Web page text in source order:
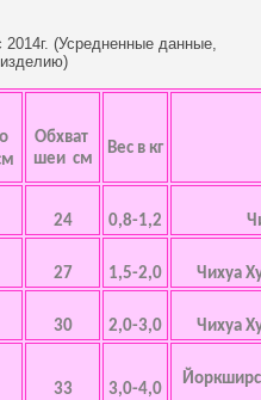
(Усредненные данные,
Обхват
шеи см
Вес в кг
24 0,8-1,2
27 1,5-2,0 Чихуа
30 2,0-3,0 Чихуа
33 3,0-4,0